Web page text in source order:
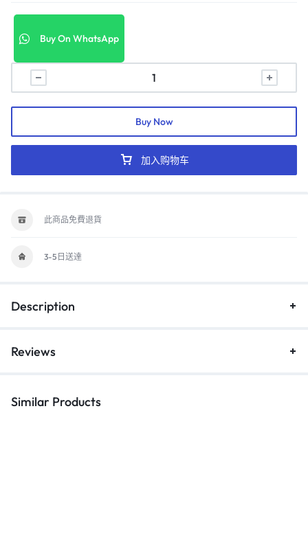
Buy On WhatsApp
加入购物车
Buy Now
此商品免費退貨
3-5日送達
Description
Reviews
Similar Products